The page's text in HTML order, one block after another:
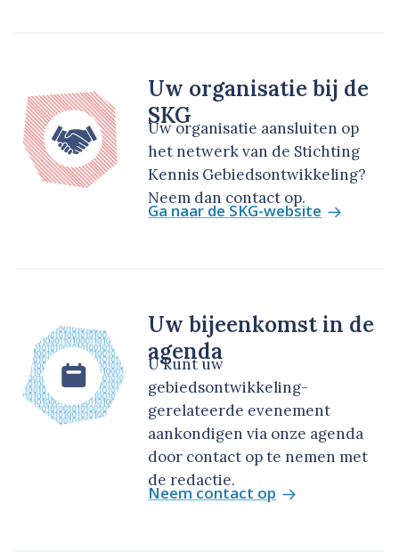
Uw organisatie bij de
SKG
Uw organisatie aansluiten op
het netwerk van de Stichting
Kennis Gebiedsontwikkeling?
Neem dan contact op.
Ga naar de SKG-website
Uw bijeenkomst in de
agenda
U kunt uw
gebiedsontwikkeling-
gerelateerde evenement
aankondigen via onze agenda
door contact op te nemen met
de redactie.
Neem contact op